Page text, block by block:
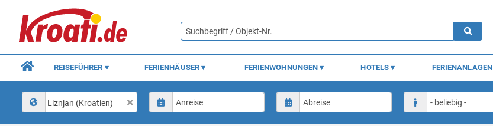
REISEFÜHRER FERIENHÄUSER FERIENWOHNUNGEN HOTELS FERIENANLAGEN
Liznjan (Kroatien)